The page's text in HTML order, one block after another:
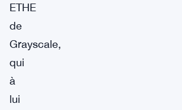
ETHE
de
Grayscale,
qui
à
lui